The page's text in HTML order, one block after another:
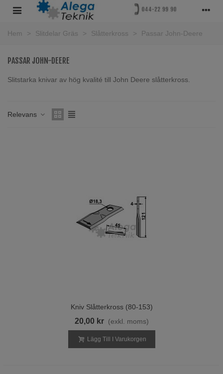
Hem > Slitdelar Gräs > Slåtterkross > Passar John-Deere
PASSAR JOHN-DEERE
Slitstarka knivar av hög kvalité till John Deere slåtterkross.
Relevans
Kniv Slåtterkross (80-153)
20,00 kr (exkl. moms)
Lägg Till I Varukorgen